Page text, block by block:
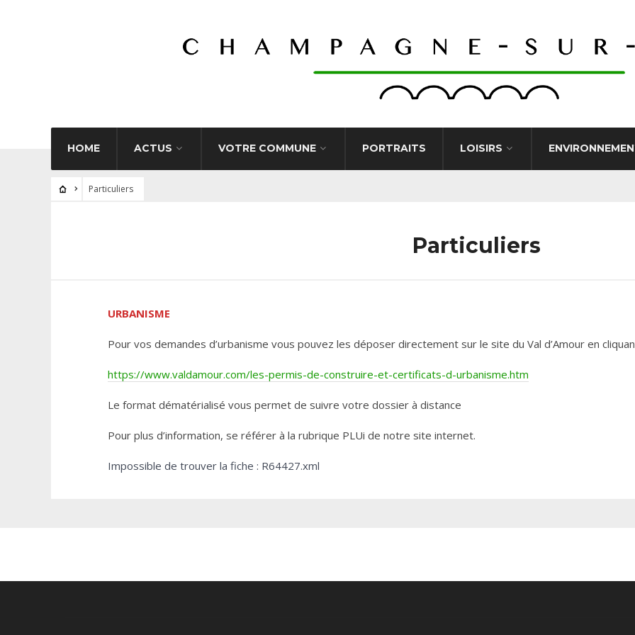
HOME ACTUS VOTRE COMMUNE PORTRAITS LOISIRS
Particuliers
Particuliers
URBANISME
Pour vos demandes d’urbanisme vous pouvez les déposer directement sur le site du Val d’Amour en
https://www.valdamour.com/les-permis-de-construire-et-certificats-d-urbanisme.htm
Le format dématérialisé vous permet de suivre votre dossier à distance
Pour plus d’information, se référer à la rubrique PLUi de notre site internet.
Impossible de trouver la fiche : R64427.xml